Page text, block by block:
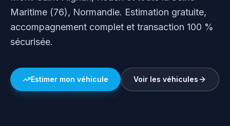
Maritime (76), Normandie. Estimation gratuite,
accompagnement complet et transaction 100 %
sécurisée.
Estimer mon véhicule Voir les véhicules